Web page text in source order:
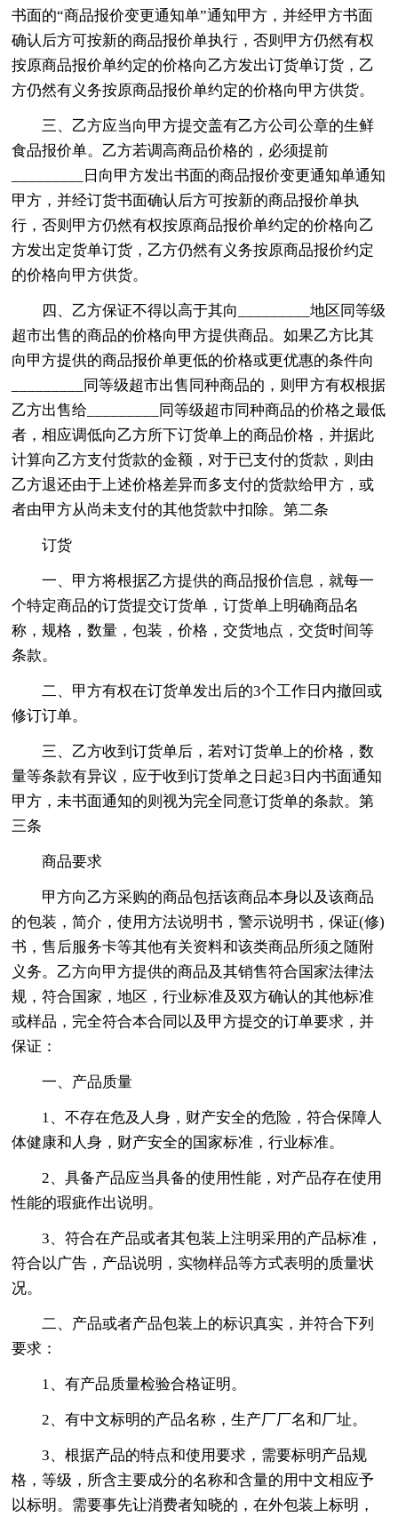
书面的“商品报价变更通知单”通知甲方，并经甲方书面
确认后方可按新的商品报价单执行，否则甲方仍然有权
按原商品报价单约定的价格向乙方发出订货单订货，乙
方仍然有义务按原商品报价单约定的价格向甲方供货。
三、乙方应当向甲方提交盖有乙方公司公章的生鲜
食品报价单。乙方若调高商品价格的，必须提前
_________日向甲方发出书面的商品报价变更通知单通知
甲方，并经订货书面确认后方可按新的商品报价单执
行，否则甲方仍然有权按原商品报价单约定的价格向乙
方发出定货单订货，乙方仍然有义务按原商品报价约定
的价格向甲方供货。
四、乙方保证不得以高于其向_________地区同等级
超市出售的商品的价格向甲方提供商品。如果乙方比其
向甲方提供的商品报价单更低的价格或更优惠的条件向
_________同等级超市出售同种商品的，则甲方有权根据
乙方出售给_________同等级超市同种商品的价格之最低
者，相应调低向乙方所下订货单上的商品价格，并据此
计算向乙方支付货款的金额，对于已支付的货款，则由
乙方退还由于上述价格差异而多支付的货款给甲方，或
者由甲方从尚未支付的其他货款中扣除。第二条
订货
一、甲方将根据乙方提供的商品报价信息，就每一
个特定商品的订货提交订货单，订货单上明确商品名
称，规格，数量，包装，价格，交货地点，交货时间等
条款。
二、甲方有权在订货单发出后的3个工作日内撤回或
修订订单。
三、乙方收到订货单后，若对订货单上的价格，数
量等条款有异议，应于收到订货单之日起3日内书面通知
甲方，未书面通知的则视为完全同意订货单的条款。第
三条
商品要求
甲方向乙方采购的商品包括该商品本身以及该商品
的包装，简介，使用方法说明书，警示说明书，保证(修)
书，售后服务卡等其他有关资料和该类商品所须之随附
义务。乙方向甲方提供的商品及其销售符合国家法律法
规，符合国家，地区，行业标准及双方确认的其他标准
或样品，完全符合本合同以及甲方提交的订单要求，并
保证：
一、产品质量
1、不存在危及人身，财产安全的危险，符合保障人
体健康和人身，财产安全的国家标准，行业标准。
2、具备产品应当具备的使用性能，对产品存在使用
性能的瑕疵作出说明。
3、符合在产品或者其包装上注明采用的产品标准，
符合以广告，产品说明，实物样品等方式表明的质量状
况。
二、产品或者产品包装上的标识真实，并符合下列
要求：
1、有产品质量检验合格证明。
2、有中文标明的产品名称，生产厂厂名和厂址。
3、根据产品的特点和使用要求，需要标明产品规
格，等级，所含主要成分的名称和含量的用中文相应予
以标明。需要事先让消费者知晓的，在外包装上标明，